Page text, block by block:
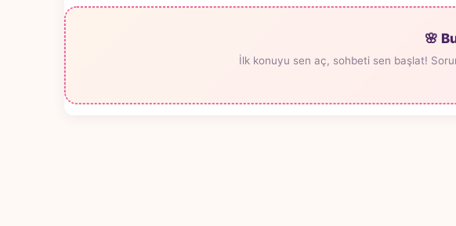
🌸
İlk konuyu sen aç, sohbeti sen başlat!